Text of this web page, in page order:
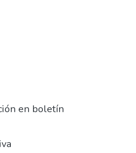
en boletín